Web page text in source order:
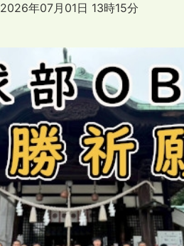
2026年07月01日 13時15分